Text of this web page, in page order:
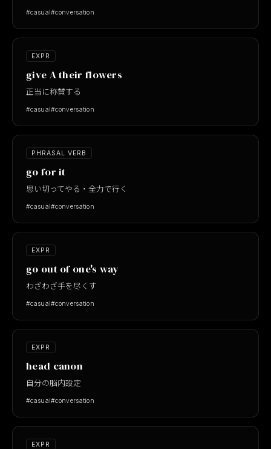
#casual#conversation
EXPR
give A their flowers
正当に称賛する
#casual#conversation
PHRASAL VERB
go for it
思い切ってやる・全力で行く
#casual#conversation
EXPR
go out of one's way
わざわざ手を尽くす
#casual#conversation
EXPR
head canon
自分の脳内設定
#casual#conversation
EXPR